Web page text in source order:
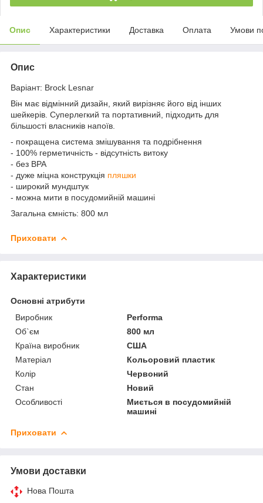
Опис Характеристики Доставка Оплата Умови
Опис
Варіант: Brock Lesnar
Він має відмінний дизайн, який вирізняє його від інших
шейкерів. Суперлегкий та портативний, підходить для
більшості власників напоїв.
- покращена система змішування та подрібнення
- 100% герметичність - відсутність витоку
- без BPA
- дуже міцна конструкція пляшки
- широкий мундштук
- можна мити в посудомийній машині
Загальна ємність: 800 мл
Приховати
Характеристики
Основні атрибути
Виробник
Performa
Об`єм
800 мл
Країна виробник
США
Матеріал
Кольоровий пластик
Колір
Червоний
Стан
Новий
Особливості
Миється в посудомийній
машині
Приховати
Умови доставки
Нова Пошта